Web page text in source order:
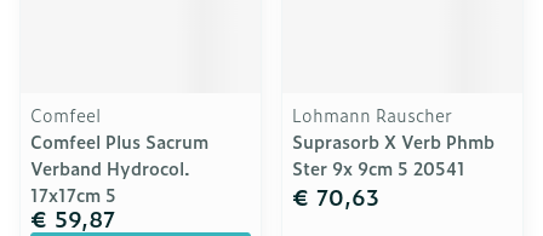
Comfeel
Comfeel Plus Sacrum
Verband Hydrocol.
17x17cm 5
€ 59,87
Lohmann Rauscher
Suprasorb X Verb Phmb
Ster 9x 9cm 5 20541
€ 70,63